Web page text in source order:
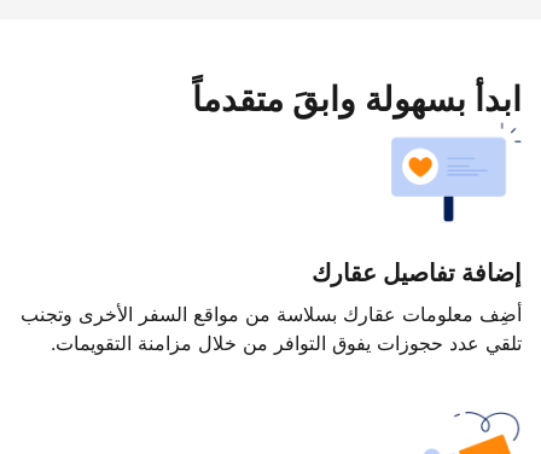
ابدأ بسهولة وابقَ متقدماً
إضافة تفاصيل عقارك
أضِف معلومات عقارك بسلاسة من مواقع السفر الأخرى وتجنب
تلقي عدد حجوزات يفوق التوافر من خلال مزامنة التقويمات.